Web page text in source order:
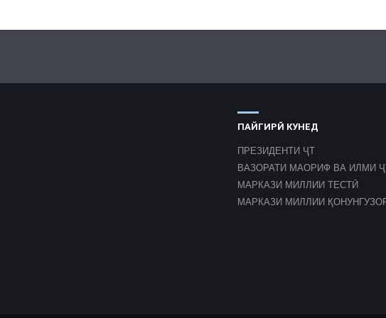
ПАЙГИРӢ КУНЕД
ПРЕЗИДЕНТИ ҶТ
ВАЗОРАТИ МАОРИФ ВА ИЛМИ
МАРКАЗИ МИЛЛИИ ТЕСТӢ
МАРКАЗИ МИЛЛИИ